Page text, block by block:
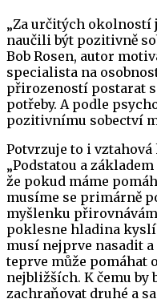
„Za určitých okolností
naučili být pozitivně
Bob Rosen, autor
specialista na
přirozeností postarat
potřeby. A podle
pozitivnímu sobectví
Potvrzuje to i vztahová
„Podstatou a
že pokud máme
musíme se primárně
myšlenku
poklesne hladina
musí nejprve nasadit
teprve může pomáhat
nejbližších. K čemu by
zachraňovat druhé a